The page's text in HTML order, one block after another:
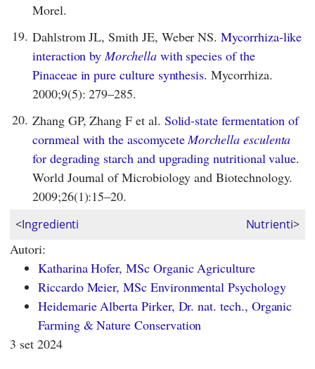
Morel.
19. Dahlstrom JL, Smith JE, Weber NS.Mycorrhiza-like
interaction by Morchellawith species of the
Pinaceae in pure culture synthesis. Mycorrhiza.
2000;9(5): 279–285.
20. Zhang GP, Zhang F et al. Solid-state fermentation of
cornmeal with the ascomycete Morchella esculenta
for degrading starch and upgrading nutritional value.
World Journal of Microbiology and Biotechnology.
2009;26(1):15–20.
<Ingredienti Nutrienti>
Autori:
Katharina Hofer, MSc Organic Agriculture
Riccardo Meier, MSc Environmental Psychology
Heidemarie Alberta Pirker, Dr. nat. tech., Organic
Farming & Nature Conservation
3 set 2024